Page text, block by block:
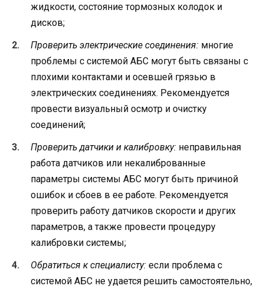
жидкости, состояние тормозных колодок и
дисков;
Проверить электрические соединения: многие
проблемы с системой АБС могут быть связаны с
плохими контактами и осевшей грязью в
электрических соединениях. Рекомендуется
провести визуальный осмотр и очистку
соединений;
Проверить датчики и калибровку: неправильная
работа датчиков или некалиброванные
параметры системы АБС могут быть причиной
ошибок и сбоев в ее работе. Рекомендуется
проверить работу датчиков скорости и других
параметров, а также провести процедуру
калибровки системы;
Обратиться к специалисту: если проблема с
системой АБС не удается решить самостоятельно,